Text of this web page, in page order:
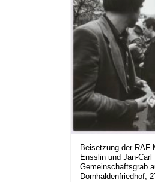
Beisetzung der
Ensslin und Jan-Carl
Gemeinschaftsgrab
Dornhaldenfriedhof,